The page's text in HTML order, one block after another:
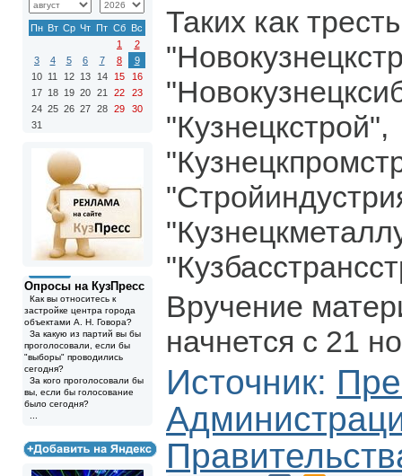
Пн Вт Ср Чт Пт Сб Вс
1
2
3
4 5 6 7 8
9
10 11 12 13 14 15
16
17 18 19 20 21 22
23
24 25 26 27 28 29
30
31
Опросы на КузПресс
Как вы относитесь к
застройке центра города
объектами А. Н. Говора?
За какую из партий вы бы
проголосовали, если бы
"выборы" проводились
сегодня?
За кого проголосовали бы
вы, если бы голосование
было сегодня?
Таких как
"Кузнецкстрой",
Вручение
начнется с 21
Источник: